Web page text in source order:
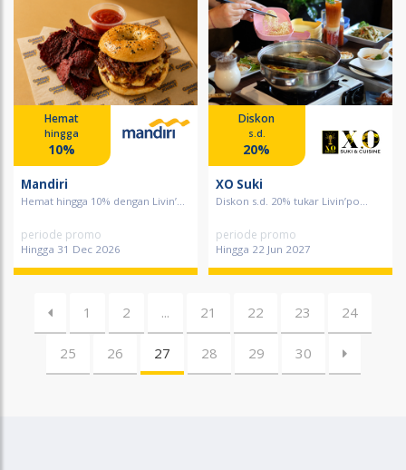
Hemat
hingga
10%
Mandiri
Hemat hingga 10% dengan Livin’...
periode promo
Hingga 31 Dec 2026
Diskon
s.d.
20%
XO Suki
Diskon s.d. 20% tukar Livin’po...
periode promo
Hingga 22 Jun 2027
1 2 ... 21 22 23 24
25 26 27 28 29 30